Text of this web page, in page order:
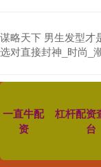
谋略天下 男生发型
选对直接封神_时尚_
一直牛配
资
杠杆配资
台